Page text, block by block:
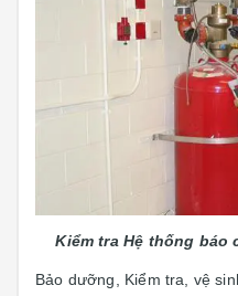
Kiểm tra Hệ thống báo
Bảo dưỡng, Kiểm tra, vệ